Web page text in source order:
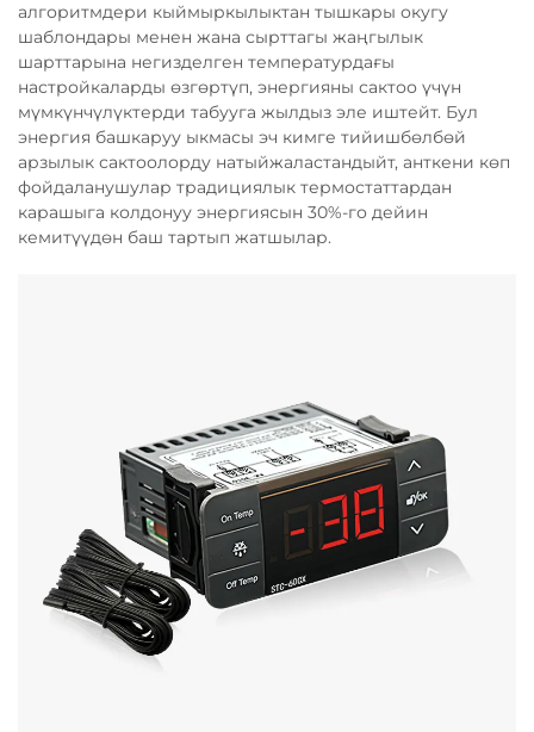
алгоритмдери кыймыркылыктан тышкары окугу
шаблондары менен жана сырттагы жаңгылык
шарттарына негизделген температурдағы
настройкаларды өзгөртүп, энергияны сактоо үчүн
мүмкүнчүлүктерди табууга жылдыз эле иштейт. Бул
энергия башкаруу ыкмасы эч кимге тийишбөлбөй
арзылык сактоолорду натыйжаластандыйт, анткени көп
фойдаланушулар традициялык термостаттардан
карашыга колдонуу энергиясын 30%-го дейин
кемитүүдөн баш тартып жатшылар.